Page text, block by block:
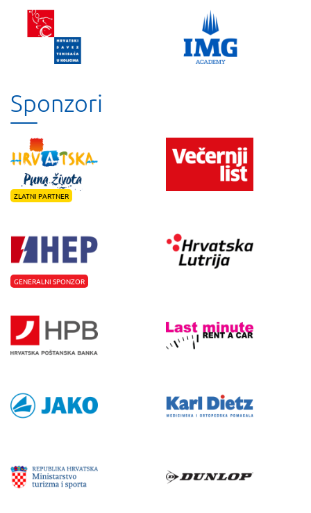
Sponzori
ZLATNI PARTNER
GENERALNI SPONZOR